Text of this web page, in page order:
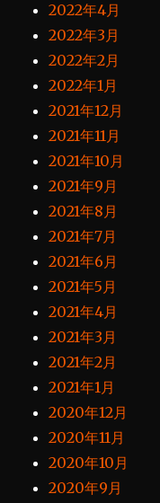
2022年4月
2022年3月
2022年2月
2022年1月
2021年12月
2021年11月
2021年10月
2021年9月
2021年8月
2021年7月
2021年6月
2021年5月
2021年4月
2021年3月
2021年2月
2021年1月
2020年12月
2020年11月
2020年10月
2020年9月